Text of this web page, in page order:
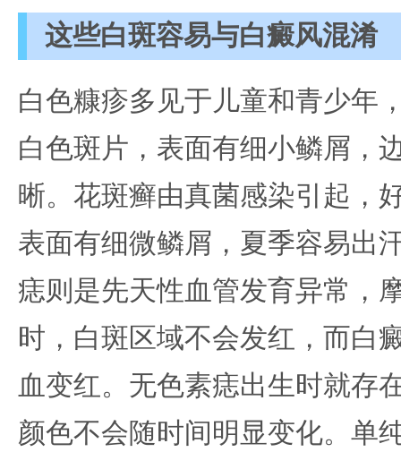
这些白斑容易与白癜风混淆
白色糠疹多见于儿童和青少年
白色斑片，表面有细小鳞屑，
晰。花斑癣由真菌感染引起，
表面有细微鳞屑，夏季容易出
痣则是先天性血管发育异常，
时，白斑区域不会发红，而白
血变红。无色素痣出生时就存
颜色不会随时间明显变化。单